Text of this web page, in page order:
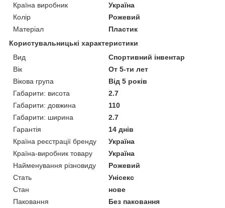
Країна виробник
Україна
Колір
Рожевий
Матеріал
Пластик
Користувальницькі характеристики
Вид
Спортивний інвентар
Вік
От 5-ти лет
Вікова група
Від 5 років
Габарити: висота
2.7
Габарити: довжина
110
Габарити: ширина
2.7
Гарантія
14 днів
Країна реєстрації бренду
Україна
Країна-виробник товару
Україна
Найменування різновиду
Рожевий
Стать
Унісекс
Стан
нове
Паковання
Без паковання